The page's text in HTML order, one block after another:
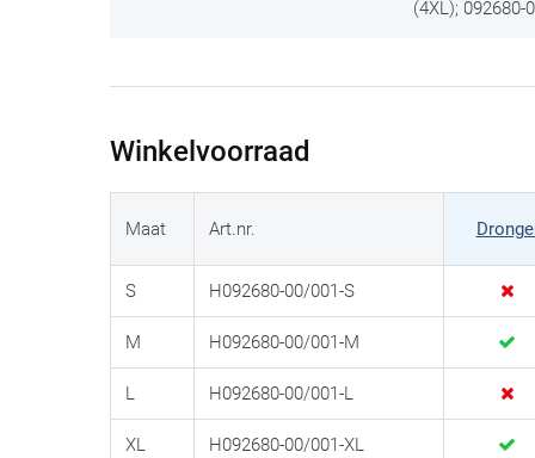
(4XL); 092680-
Winkelvoorraad
Maat Art.nr.
S H092680-00/001-S
M H092680-00/001-M
L H092680-00/001-L
XL H092680-00/001-XL